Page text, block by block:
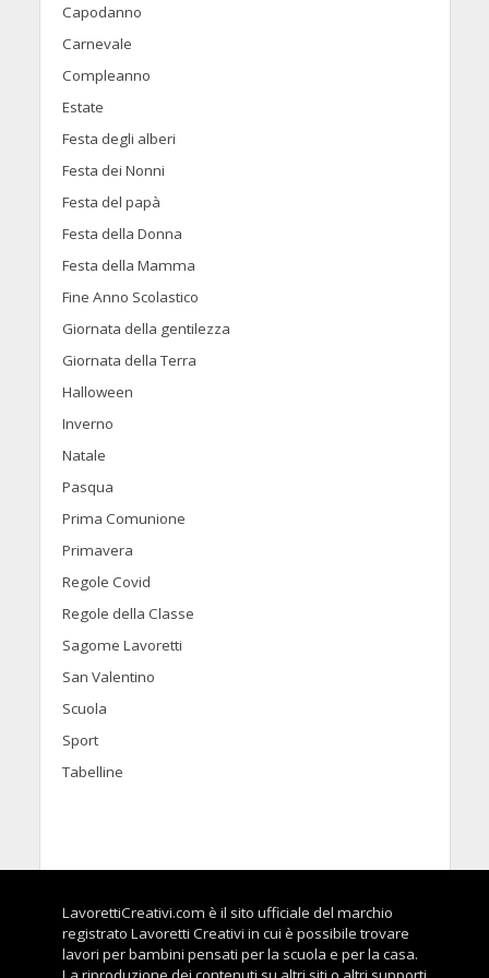
Capodanno
Carnevale
Compleanno
Estate
Festa degli alberi
Festa dei Nonni
Festa del papà
Festa della Donna
Festa della Mamma
Fine Anno Scolastico
Giornata della gentilezza
Giornata della Terra
Halloween
Inverno
Natale
Pasqua
Prima Comunione
Primavera
Regole Covid
Regole della Classe
Sagome Lavoretti
San Valentino
Scuola
Sport
Tabelline
LavorettiCreativi.com è il sito ufficiale del marchio
registrato Lavoretti Creativi in cui è possibile trovare
lavori per bambini pensati per la scuola e per la casa.